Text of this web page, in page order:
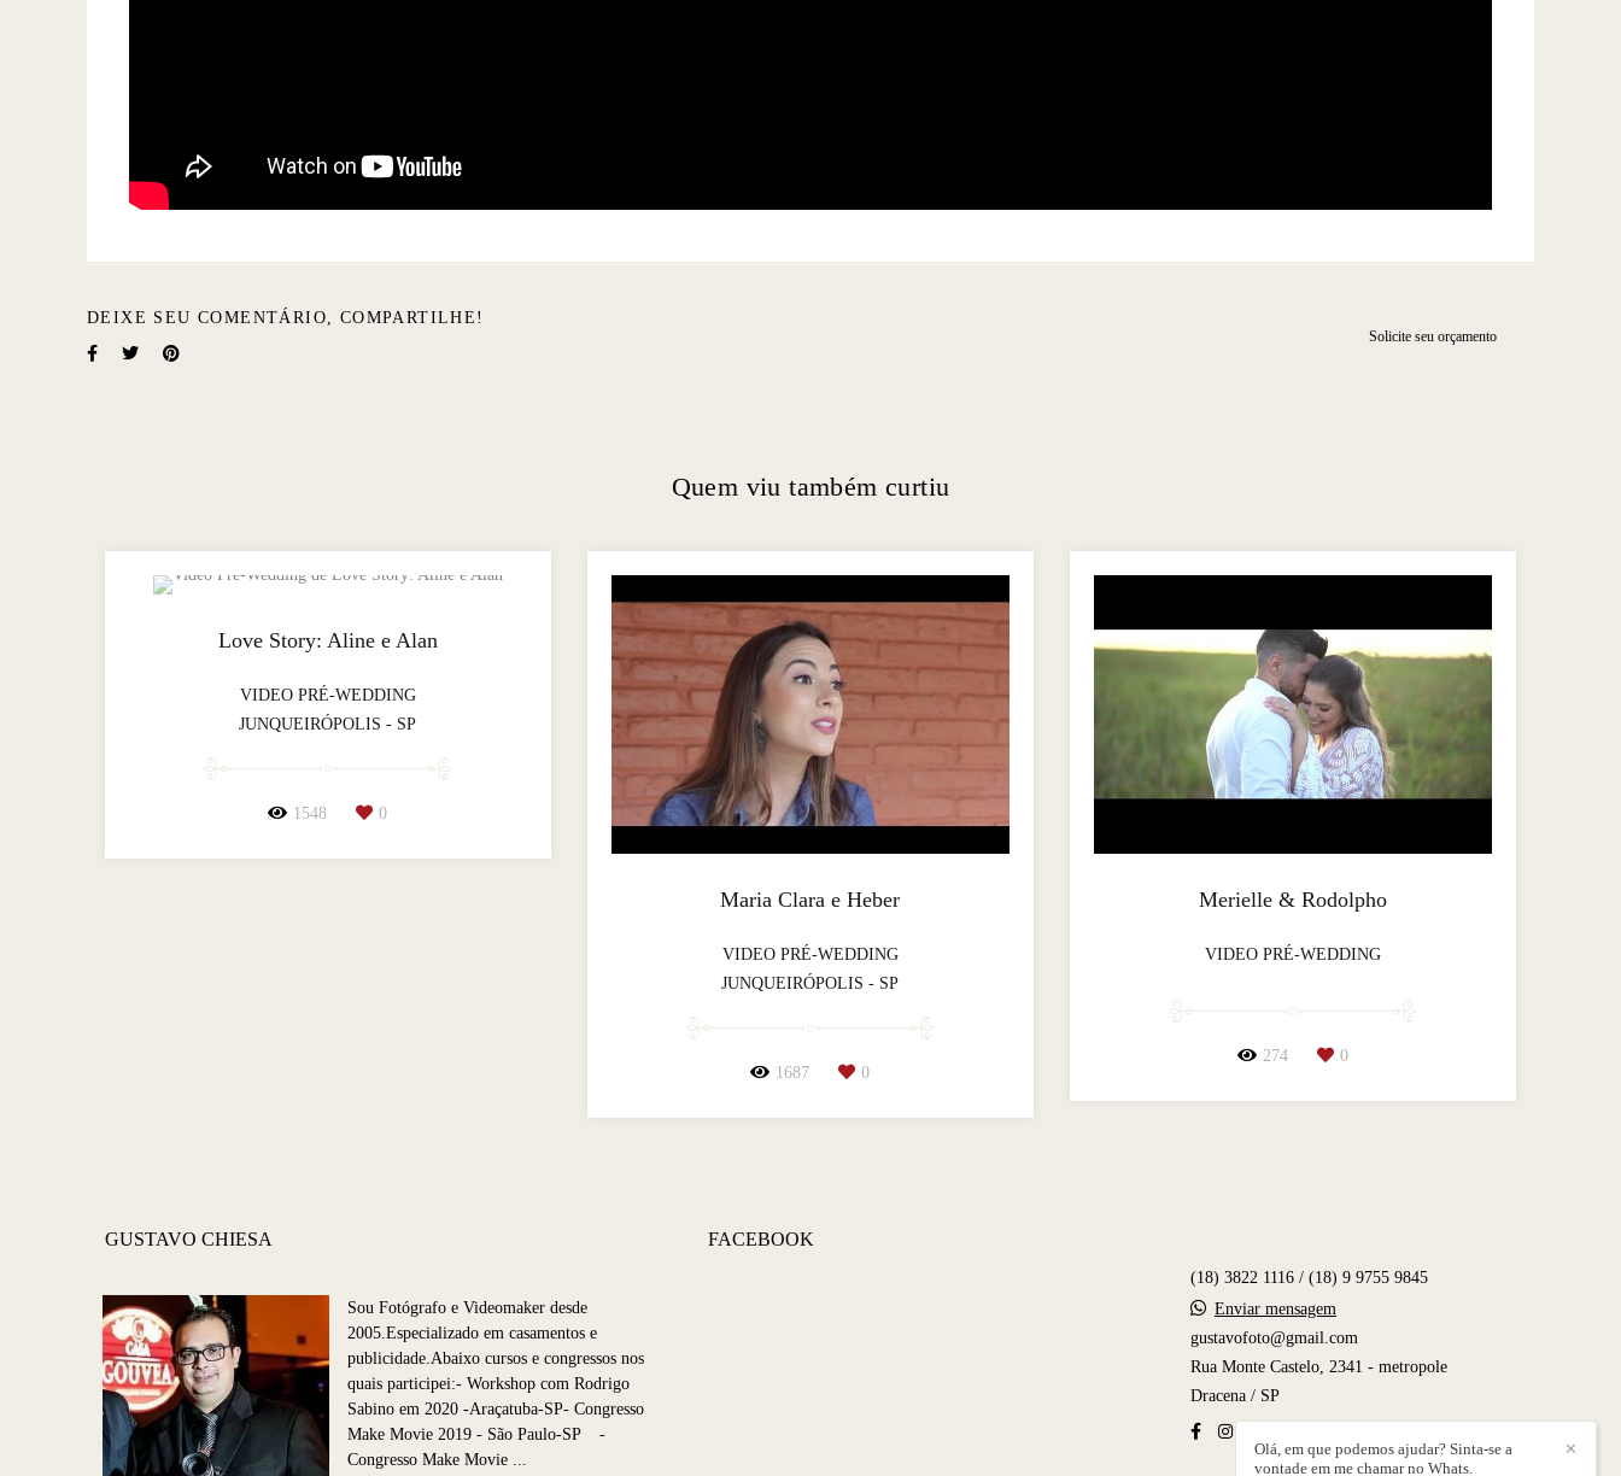
DEIXE SEU COMENTÁRIO, COMPARTILHE!
Solicite seu orçamento
Quem viu também curtiu
Love Story: Aline e Alan
VIDEO PRÉ-WEDDING
JUNQUEIRÓPOLIS - SP
1548 0
Maria Clara e Heber
VIDEO PRÉ-WEDDING
JUNQUEIRÓPOLIS - SP
1687 0
Merielle & Rodolpho
VIDEO PRÉ-WEDDING
274 0
GUSTAVO CHIESA
Sou Fotógrafo e Videomaker desde
2005.Especializado em casamentos e
publicidade.Abaixo cursos e congressos nos
quais participei:- Workshop com Rodrigo
Sabino em 2020 -Araçatuba-SP- Congresso
Make Movie 2019 - São Paulo-SP -
Congresso Make Movie ...
FACEBOOK
(18) 3822 1116 / (18) 9 9755 9845
Enviar mensagem
gustavofoto@gmail.com
Rua Monte Castelo, 2341 - metropole
Dracena / SP
✕
Olá, em que podemos ajudar? Sinta-se a
vontade em me chamar no Whats.